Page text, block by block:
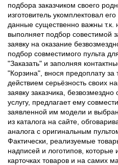
подбора заказчиком своего
изготовитель укомплектовал
данные существенно важны т.к.
выполняет подбор совестимой
заявку на оказание
подбор совместимого пульта
"Заказать" и заполняя
"Корзина", внося предоплату за
действием серьёзность своих
заявку заказчика,
услугу, предлагает ему
заявленной им модели и
из каталога на сайте,
аналога с оригинальным
Фактически, реализуемые
надписей и логотипов, которые
карточках товаров и на самих